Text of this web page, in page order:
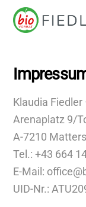
Skip
Klaudia
Arenaplatz 9/
A-7210
Tel.: +43 664
E-Mail:
UID-Nr.: